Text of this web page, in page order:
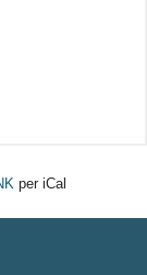
per iCal